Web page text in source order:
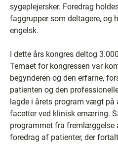
sygeplejersker. Foredrag
faggrupper som deltagere, og
engelsk.
I dette års kongres deltog
Temaet for kongressen var
begynderen og den erfarne,
patienten og den
lagde i årets program vægt på
facetter ved klinisk ernæring.
programmet fra fremlæggelse
foredrag af patienter, der